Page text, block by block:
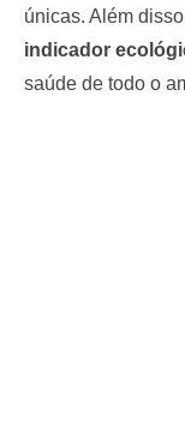
únicas. Além
indicador
saúde de todo o